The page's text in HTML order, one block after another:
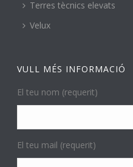
Terres tècnics elevats
Velux
VULL MÉS INFORMACIÓ
El teu nom (requerit)
El teu mail (requerit)